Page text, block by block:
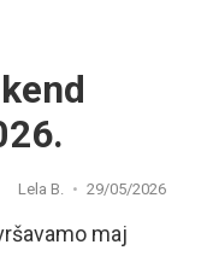
Lela B. 29/05/2026
maj